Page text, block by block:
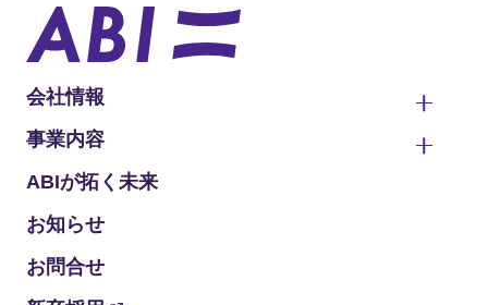
会社情報
事業内容
ABIが拓く未来
お知らせ
お問合せ